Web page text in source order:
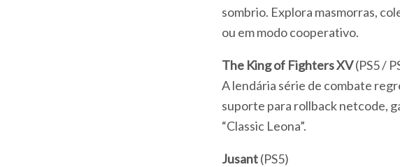
sombrio. Explora masmorras,
ou em modo cooperativo.
The King of Fighters XV(PS5 /
A lendária série de combate
suporte para rollback netcode,
“Classic Leona”.
Jusant(PS5)